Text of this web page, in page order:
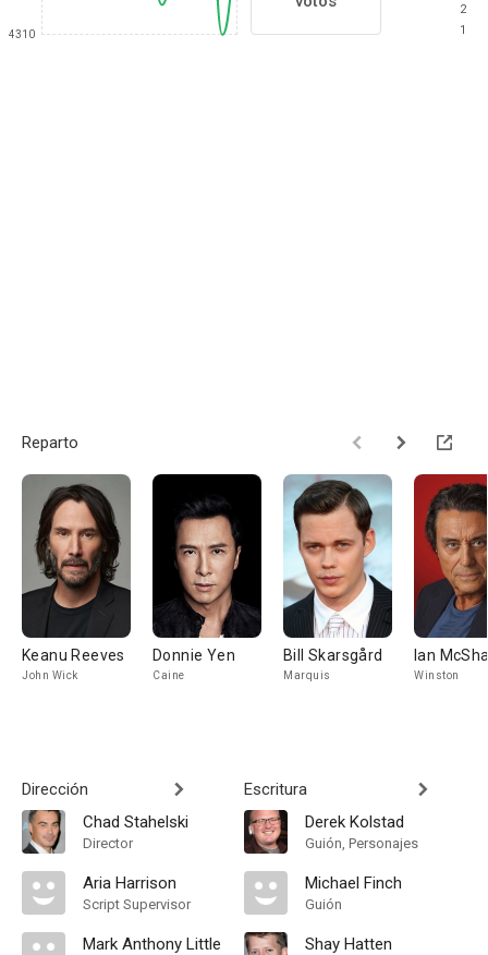
4310
2
1
Reparto
Keanu Reeves
John Wick
Donnie Yen
Caine
Bill Skarsgård
Marquis
Ian
Winston
Dirección
Chad Stahelski
Director
Aria Harrison
Script Supervisor
Mark Anthony Little
Escritura
Derek Kolstad
Guión, Personajes
Michael Finch
Guión
Shay Hatten